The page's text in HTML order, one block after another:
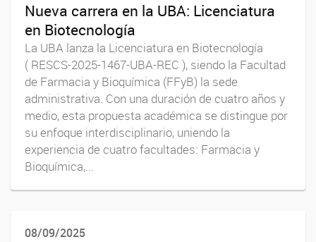
Nueva carrera en la UBA: Licenciatura
en Biotecnología
La UBA lanza la Licenciatura en Biotecnología
( RESCS-2025-1467-UBA-REC ), siendo la Facultad
de Farmacia y Bioquímica (FFyB) la sede
administrativa. Con una duración de cuatro años y
medio, esta propuesta académica se distingue por
su enfoque interdisciplinario, uniendo la
experiencia de cuatro facultades: Farmacia y
Bioquímica,...
08/09/2025